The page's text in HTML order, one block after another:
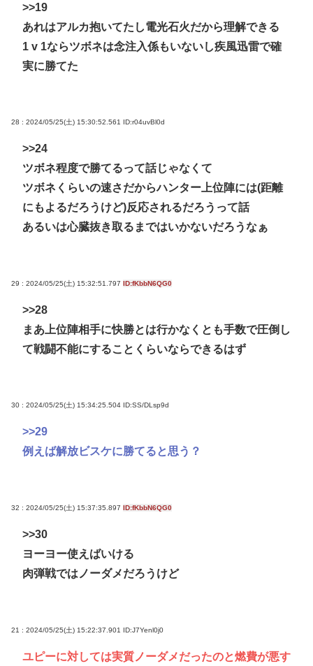
>>19
あれはアルカ抱いてたし電光石火だから理解できる
1 v 1ならツボネは念注入係もいないし疾風迅雷で確
実に勝てた
28 : 2024/05/25(土) 15:30:52.561 ID:r04uvBl0d
>>24
ツボネ程度で勝てるって話じゃなくて
ツボネくらいの速さだからハンター上位陣には(距離
にもよるだろうけど)反応されるだろうって話
あるいは心臓抜き取るまではいかないだろうなぁ
29 : 2024/05/25(土) 15:32:51.797 ID:fKbbN6QG0
>>28
まあ上位陣相手に快勝とは行かなくとも手数で圧倒し
て戦闘不能にすることくらいならできるはず
30 : 2024/05/25(土) 15:34:25.504 ID:SS/DLsp9d
>>29
例えば解放ビスケに勝てると思う？
32 : 2024/05/25(土) 15:37:35.897 ID:fKbbN6QG0
>>30
ヨーヨー使えばいける
肉弾戦ではノーダメだろうけど
21 : 2024/05/25(土) 15:22:37.901 ID:J7Yenl0j0
ユピーに対しては実質ノーダメだったのと燃費が悪す